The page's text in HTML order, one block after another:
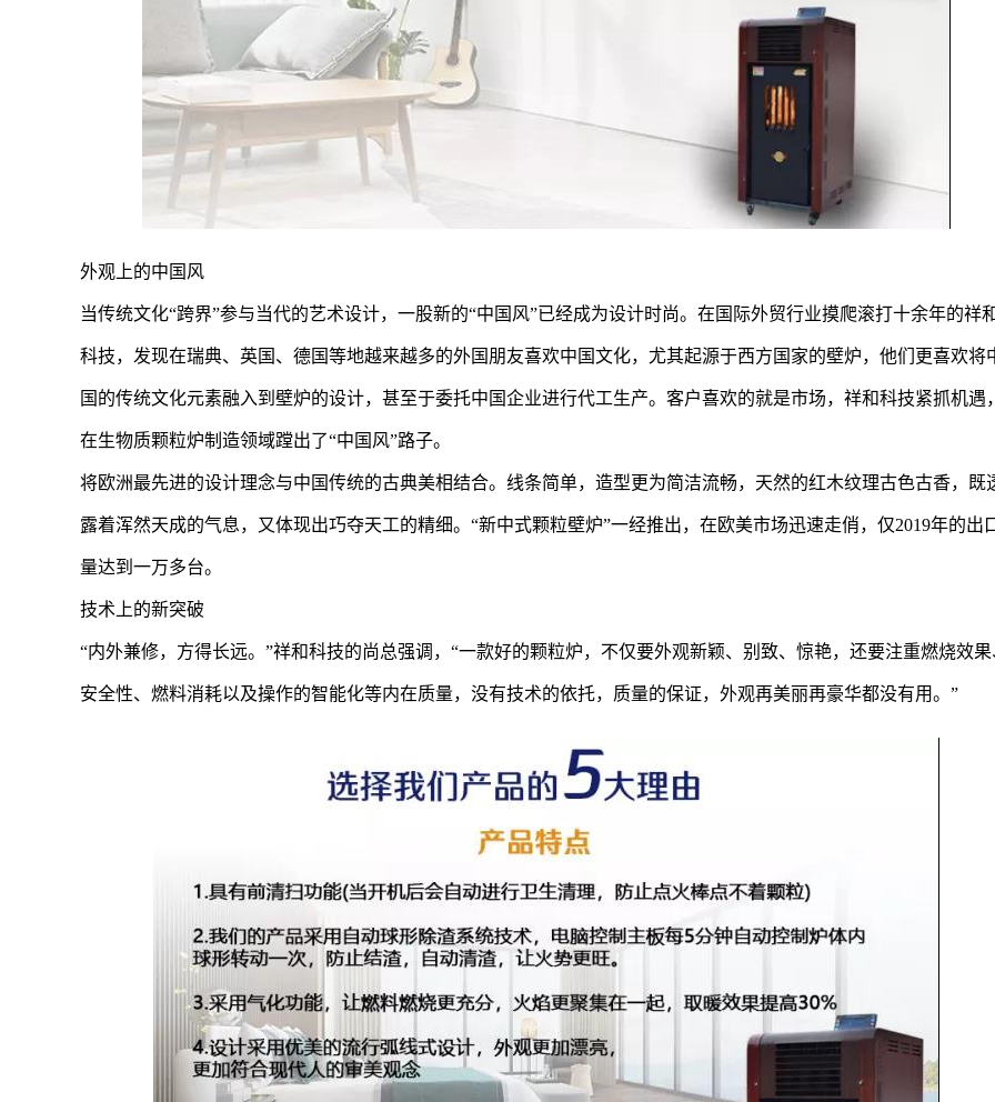
外观上的中国风
当传统文化“跨界”参与当代的艺术设计，一股新的“中国风”已经成为设计时尚。在国际外贸行业摸爬滚打十余年的祥
科技，发现在瑞典、英国、德国等地越来越多的外国朋友喜欢中国文化，尤其起源于西方国家的壁炉，他们更喜欢将
国的传统文化元素融入到壁炉的设计，甚至于委托中国企业进行代工生产。客户喜欢的就是市场，祥和科技紧抓机遇，
在生物质颗粒炉制造领域蹚出了“中国风”路子。
将欧洲最先进的设计理念与中国传统的古典美相结合。线条简单，造型更为简洁流畅，天然的红木纹理古色古香，既
露着浑然天成的气息，又体现出巧夺天工的精细。“新中式颗粒壁炉”一经推出，在欧美市场迅速走俏，仅2019年的出
量达到一万多台。
技术上的新突破
“内外兼修，方得长远。”祥和科技的尚总强调，“一款好的颗粒炉，不仅要外观新颖、别致、惊艳，还要注重燃烧效果
安全性、燃料消耗以及操作的智能化等内在质量，没有技术的依托，质量的保证，外观再美丽再豪华都没有用。”